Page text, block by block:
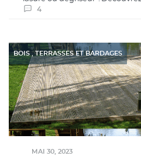
4
MAI 30, 2023
BOIS ,TERRASSES ET BARDAGES